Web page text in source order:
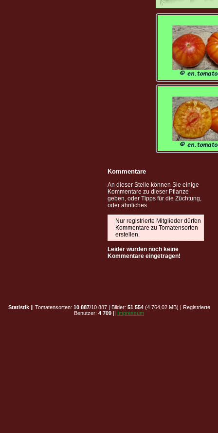
Kommentare
An dieser Stelle können Sie einige
Kommentare zu dieser Pflanze
geben, oder Tipps für die Züchtung,
oder ähnliches.
Nur registrierte Mitglieder dürfen
Kommentare zu Tomatensorten
erstellen.
Leider wurden noch keine
Kommentare eingetragen!
Statistik|| Tomatensorten: 10 887/10 887 | Bilder: 51 554(4 764,02 MB) | Registrierte
Benutzer: 4 709 || Impressum